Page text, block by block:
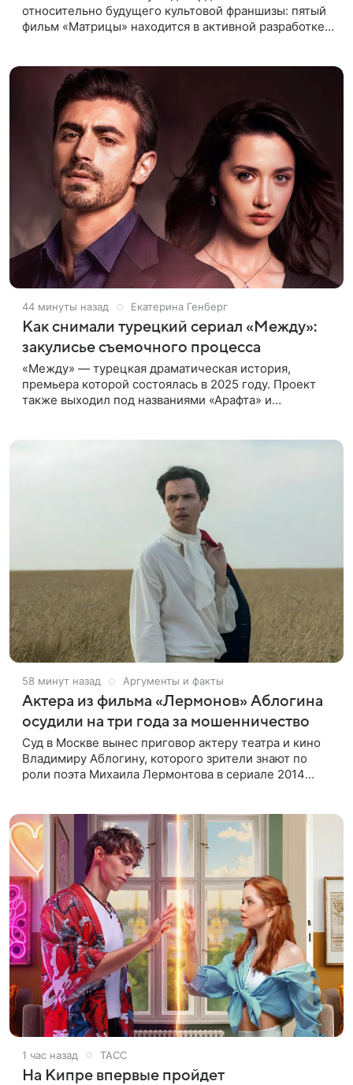
относительно будущего культовой франшизы: пятый
фильм «Матрицы» находится в активной разработке
44 минуты назад Екатерина Генберг
Как снимали турецкий сериал «Между»:
закулисье съемочного процесса
«Между» — турецкая драматическая история,
премьера которой состоялась в 2025 году. Проект
также выходил под названиями «Арафта» и
58 минут назад Аргументы и факты
Актера из фильма «Лермонов» Аблогина
осудили на три года за мошенничество
Суд в Москве вынес приговор актеру театра и кино
Владимиру Аблогину, которого зрители знают по
роли поэта Михаила Лермонтова в сериале 2014
1 час назад ТАСС
На Кипре впервые пройдет